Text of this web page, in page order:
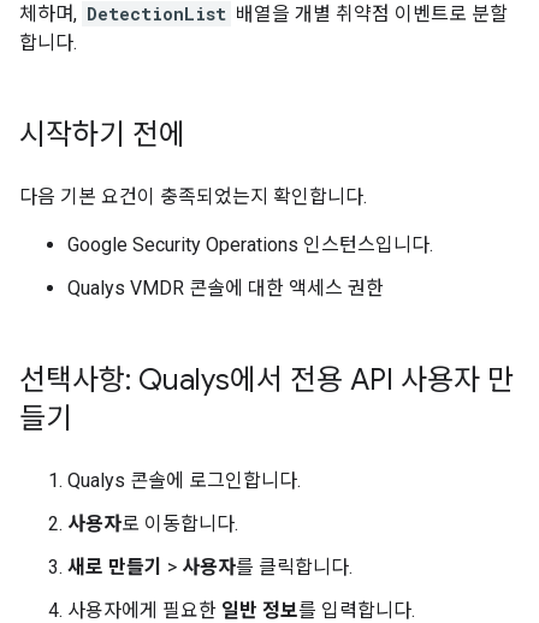
체하며, DetectionList 배열을 개별 취약점 이벤트로 분할
합니다.
시작하기 전에
다음 기본 요건이 충족되었는지 확인합니다.
Google Security Operations 인스턴스입니다.
Qualys VMDR 콘솔에 대한 액세스 권한
선택사항: Qualys에서 전용 API 사용자 만
들기
Qualys 콘솔에 로그인합니다.
사용자로 이동합니다.
새로 만들기
> 사용자를 클릭합니다.
사용자에게 필요한 일반 정보를 입력합니다.